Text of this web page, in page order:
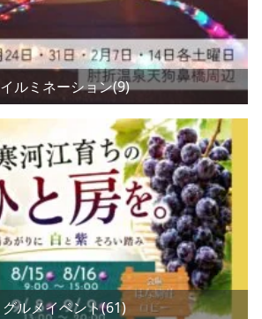
イルミネーション(9)
グルメイベント(61)